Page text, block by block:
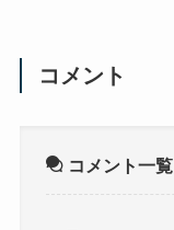
コメント
コメント一覧